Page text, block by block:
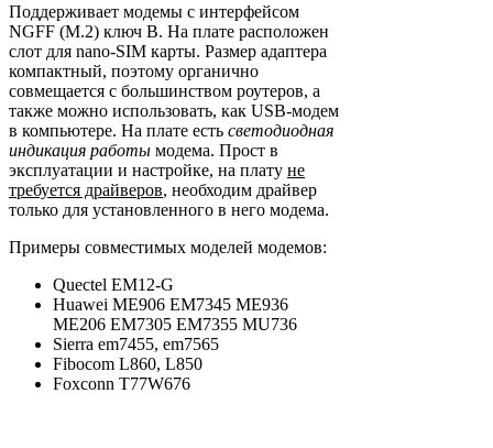
Поддерживает модемы с интерфейсом
NGFF (M.2) ключ B. На плате расположен
слот для nano-SIM карты. Размер адаптера
компактный, поэтому органично
совмещается с большинством роутеров, а
также можно использовать, как USB-модем
в компьютере. На плате есть светодиодная
индикация работы модема. Прост в
эксплуатации и настройке, на плату не
требуется драйверов, необходим драйвер
только для установленного в него модема.
Примеры совместимых моделей модемов:
Quectel EM12-G
Huawei ME906 EM7345 ME936
ME206 EM7305 EM7355 MU736
Sierra em7455, em7565
Fibocom L860, L850
Foxconn T77W676